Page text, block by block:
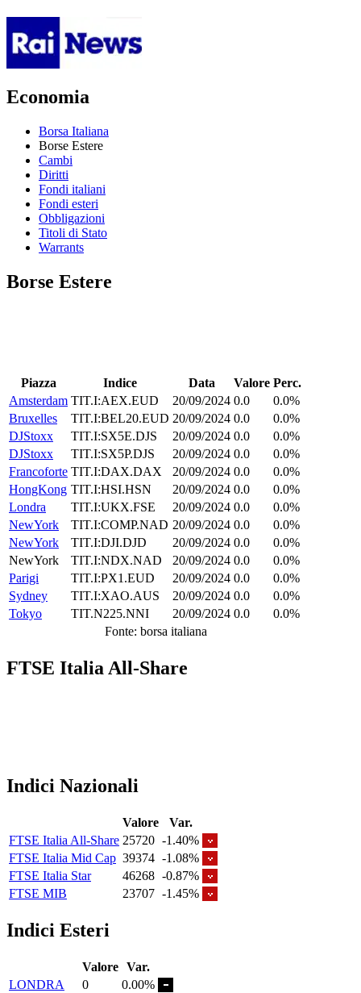
Economia
Borsa Italiana
Borse Estere
Cambi
Diritti
Fondi italiani
Fondi esteri
Obbligazioni
Titoli di Stato
Warrants
Borse Estere
Piazza Indice Data Valore Perc.
Amsterdam TIT.I:AEX.EUD 20/09/2024 0.0
0.0%
Bruxelles
TIT.I:BEL20.EUD 20/09/2024 0.0
0.0%
DJStoxx
TIT.I:SX5E.DJS 20/09/2024 0.0
0.0%
DJStoxx
TIT.I:SX5P.DJS 20/09/2024 0.0
0.0%
Francoforte TIT.I:DAX.DAX 20/09/2024 0.0
0.0%
HongKong TIT.I:HSI.HSN 20/09/2024 0.0
0.0%
Londra
TIT.I:UKX.FSE 20/09/2024 0.0
0.0%
NewYork
TIT.I:COMP.NAD 20/09/2024 0.0
0.0%
NewYork
TIT.I:DJI.DJD 20/09/2024 0.0
0.0%
NewYork
TIT.I:NDX.NAD 20/09/2024 0.0
0.0%
Parigi
TIT.I:PX1.EUD 20/09/2024 0.0
0.0%
Sydney
TIT.I:XAO.AUS 20/09/2024 0.0
0.0%
Tokyo
TIT.N225.NNI 20/09/2024 0.0
0.0%
Fonte: borsa italiana
FTSE Italia All-Share
Indici Nazionali
Valore
Var.
FTSE Italia All-Share 25720 -1.40%
FTSE Italia Mid Cap 39374 -1.08%
FTSE Italia Star
46268 -0.87%
FTSE MIB
23707 -1.45%
Indici Esteri
Valore Var.
LONDRA
0
0.00%